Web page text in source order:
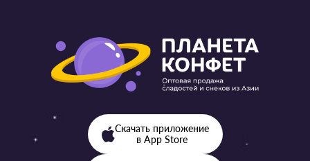
Скачать приложение
в App Store